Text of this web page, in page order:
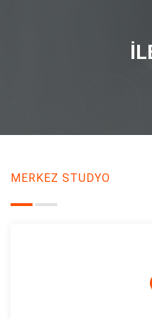
MERKEZ STUDYO